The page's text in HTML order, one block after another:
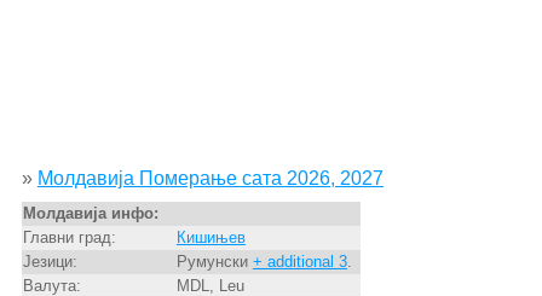
» Молдавија Померање сата 2026, 2027
Молдавија инфо:
Главни град:
Кишињев
Језици:
Румунски + additional 3.
Валута:
MDL, Leu